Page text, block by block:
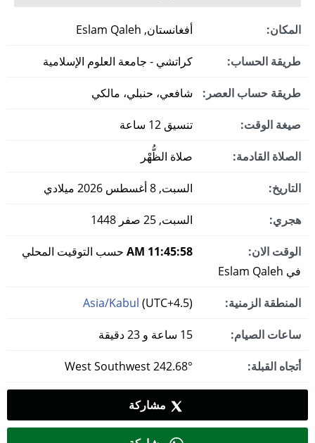
المكان: أفغانستان, Eslam Qaleh
طريقة الحساب: كراتشي - جامعة العلوم الإسلامية
طريقة حساب العصر: شافعي، حنبلي، مالكي
صيغة الوقت: تنسيق 12 ساعة
الصلاة القادمة: صلاة الظُّهْر
التاريخ: السبت, 8 أغسطس 2026 ميلادي
هجري: السبت, 25 صفر 1448
الوقت الان: 11:45:59 AM
حسب التوقيت المحلي
في Eslam Qaleh
المنطقة الزمنية: Asia/Kabul (UTC+4.5)
ساعات الصيام:
أتجاه القبلة:
مشاركة